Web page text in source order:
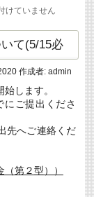
けていません
て(5/15必
作成者: admin
します。
ご提出くださ
先へご連絡くだ
第２型））